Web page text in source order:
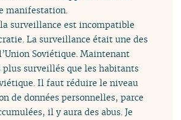
manifestation.
surveillance est incompatible
La surveillance était une des
Soviétique. Maintenant
plus surveillés que les habitants
Il faut réduire le niveau
de données personnelles, parce
il y aura des abus. Je